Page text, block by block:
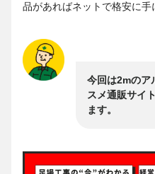
品があればネットで格安に手
今回は2mのア
スメ通販サイ
ます。